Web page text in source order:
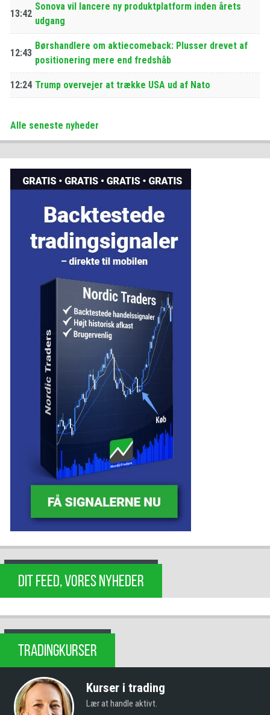
13:42
Sonova vil lancere ny produktplatform inden årets
udgang
12:43
Børshandlere om aktiecomeback: Plusser drevet af
positionering mere end fredshåb
12:24 Trump overvejer at trække USA ud af Nato
Alle seneste nyheder
DIT FEED, VORES NYHEDER
TRADINGKURSER
Kurser i trading
Lær at handle aktivt.